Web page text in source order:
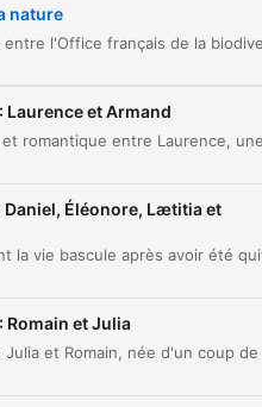
Regazzoni : une
lors des contrôles
et pollution des rivières
vie
no episódio.
toute cette accumulation
nature
et Armand
Éléonore, Lætitia et
et Julia